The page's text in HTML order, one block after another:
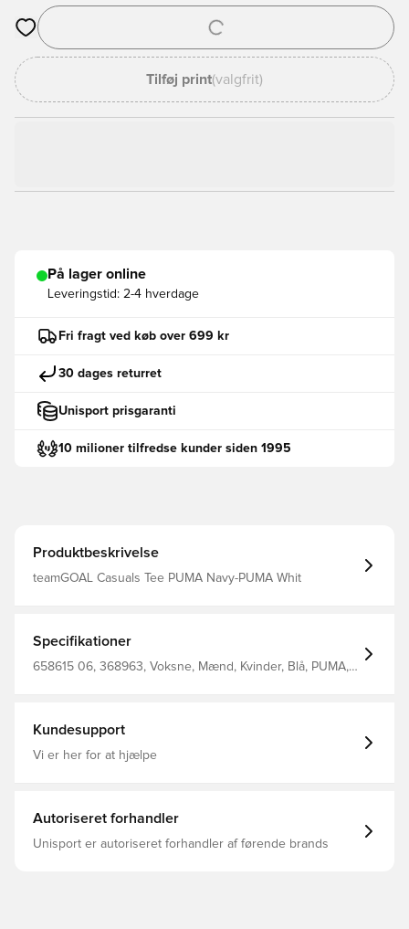
Åbner en Modal til at logge ind eller tilmelde dig som medlem
Tilføj print(valgfrit)
På lager online
Leveringstid: 2-4 hverdage
Fri fragt ved køb over 699 kr
30 dages returret
Unisport prisgaranti
10 milioner tilfredse kunder siden 1995
Produktbeskrivelse
teamGOAL Casuals Tee PUMA Navy-PUMA Whit
Specifikationer
658615 06, 368963, Voksne, Mænd, Kvinder, Blå, PUMA,
Kundesupport
Vi er her for at hjælpe
Autoriseret forhandler
Unisport er autoriseret forhandler af førende brands